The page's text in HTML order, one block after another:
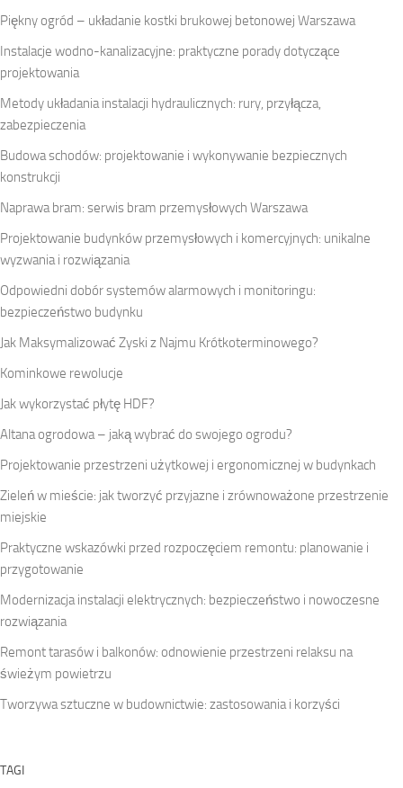
Piękny ogród – układanie kostki brukowej betonowej Warszawa
Instalacje wodno-kanalizacyjne: praktyczne porady dotyczące
projektowania
Metody układania instalacji hydraulicznych: rury, przyłącza,
zabezpieczenia
Budowa schodów: projektowanie i wykonywanie bezpiecznych
konstrukcji
Naprawa bram: serwis bram przemysłowych Warszawa
Projektowanie budynków przemysłowych i komercyjnych: unikalne
wyzwania i rozwiązania
Odpowiedni dobór systemów alarmowych i monitoringu:
bezpieczeństwo budynku
Jak Maksymalizować Zyski z Najmu Krótkoterminowego?
Kominkowe rewolucje
Jak wykorzystać płytę HDF?
Altana ogrodowa – jaką wybrać do swojego ogrodu?
Projektowanie przestrzeni użytkowej i ergonomicznej w budynkach
Zieleń w mieście: jak tworzyć przyjazne i zrównoważone przestrzenie
miejskie
Praktyczne wskazówki przed rozpoczęciem remontu: planowanie i
przygotowanie
Modernizacja instalacji elektrycznych: bezpieczeństwo i nowoczesne
rozwiązania
Remont tarasów i balkonów: odnowienie przestrzeni relaksu na
świeżym powietrzu
Tworzywa sztuczne w budownictwie: zastosowania i korzyści
TAGI